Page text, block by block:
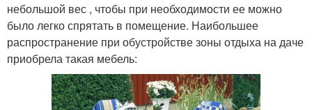
небольшой вес , чтобы при необходимости ее можно
было легко спрятать в помещение. Наибольшее
распространение при обустройстве зоны отдыха на даче
приобрела такая мебель: